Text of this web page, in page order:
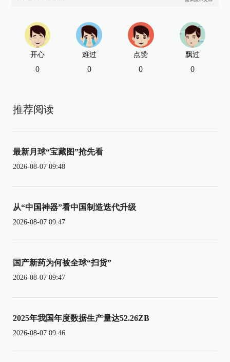
开心
0
难过
0
点赞
0
飘过
0
推荐阅读
最新月球“宝藏图”抢先看
2026-08-07 09:48
从“中国神器”看中国制造迭代升级
2026-08-07 09:47
国产新药为何被全球“扫货”
2026-08-07 09:47
2025年我国年度数据生产量达52.26ZB
2026-08-07 09:46